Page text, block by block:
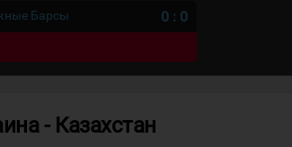
Барсы 0 : 0
- Казахстан